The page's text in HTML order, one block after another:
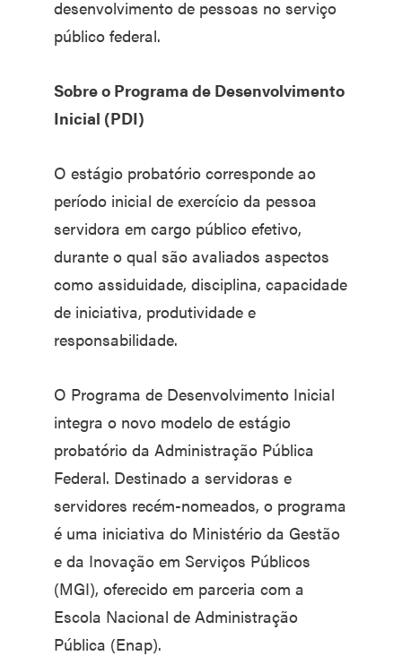
desenvolvimento de pessoas no serviço
público federal.
Sobre o Programa de Desenvolvimento
Inicial (PDI)
O estágio probatório corresponde ao
período inicial de exercício da pessoa
servidora em cargo público efetivo,
durante o qual são avaliados aspectos
como assiduidade, disciplina, capacidade
de iniciativa, produtividade e
responsabilidade.
O Programa de Desenvolvimento Inicial
integra o novo modelo de estágio
probatório da Administração Pública
Federal. Destinado a servidoras e
servidores recém-nomeados, o programa
é uma iniciativa do Ministério da Gestão
e da Inovação em Serviços Públicos
(MGI), oferecido em parceria com a
Escola Nacional de Administração
Pública (Enap).